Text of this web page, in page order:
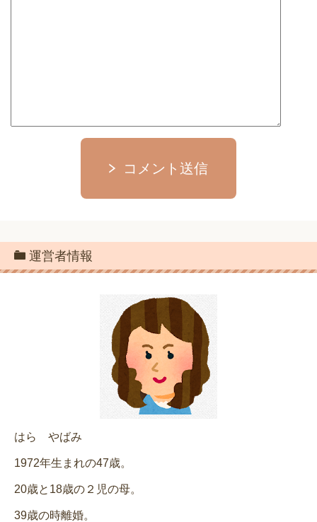
コメント送信
運営者情報
はら やばみ
1972年生まれの47歳。
20歳と18歳の２児の母。
39歳の時離婚。